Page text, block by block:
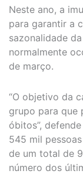
Neste ano, a
para garantir a
sazonalidade
normalmente
de março.
“O objetivo da
grupo para que
óbitos”,
545 mil
de um total de
número dos